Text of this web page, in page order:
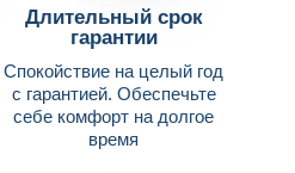
Длительный срок
гарантии
Спокойствие на целый год
с гарантией. Обеспечьте
себе комфорт на долгое
время